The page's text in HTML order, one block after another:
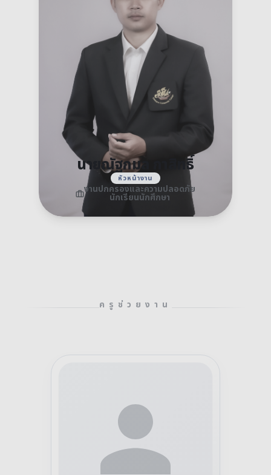
นายณัฐกมล กาสิทธิ์
หัวหน้างาน
งานปกครองและความปลอดภัย
นักเรียนนักศึกษา
ครูช่วยงาน